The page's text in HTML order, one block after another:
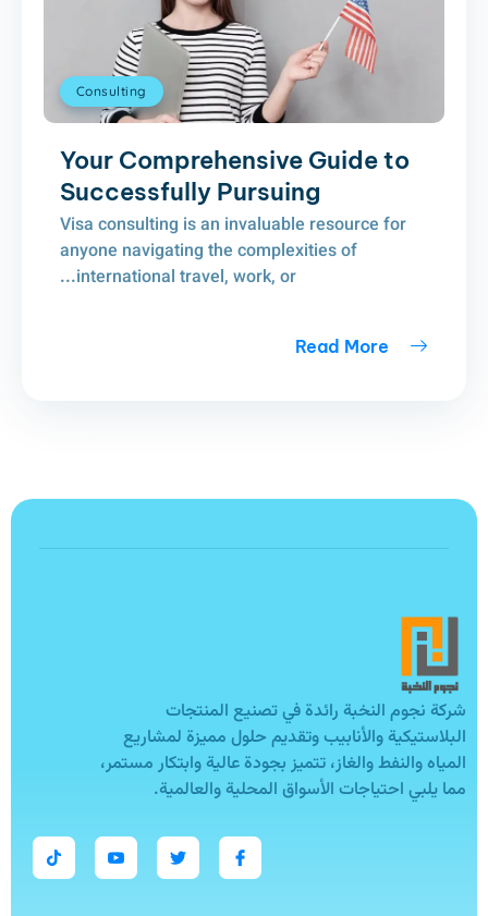
Consulting
Your Comprehensive Guide to
Successfully Pursuing
Visa consulting is an invaluable resource for
anyone navigating the complexities of
international travel, work, or...
Read More
شركة نجوم النخبة رائدة في تصنيع المنتجات
البلاستيكية والأنابيب وتقديم حلول مميزة لمشاريع
المياه والنفط والغاز، تتميز بجودة عالية وابتكار مستمر،
مما يلبي احتياجات الأسواق المحلية والعالمية.